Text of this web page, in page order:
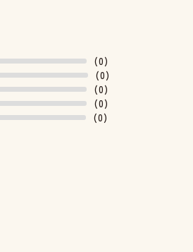
(0)
(0)
(0)
(0)
(0)